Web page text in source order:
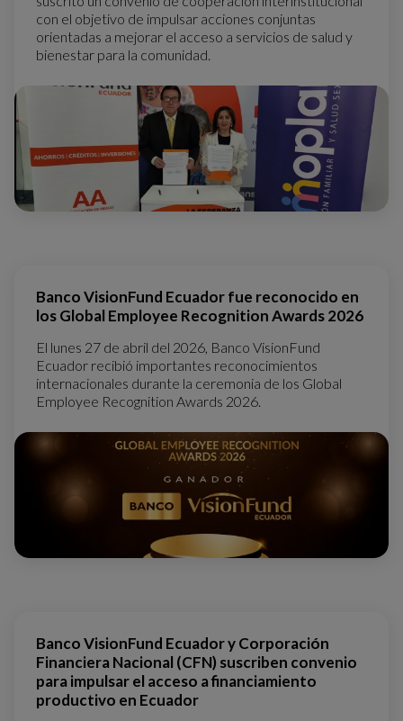
con el objetivo de impulsar acciones conjuntas
orientadas a mejorar el acceso a servicios de salud y
bienestar para la comunidad.
Banco VisionFund Ecuador fue reconocido en
los Global Employee Recognition Awards 2026
El lunes 27 de abril del 2026, Banco VisionFund
Ecuador recibió importantes reconocimientos
internacionales durante la ceremonia de los Global
Employee Recognition Awards 2026.
Banco VisionFund Ecuador y Corporación
Financiera Nacional (CFN) suscriben convenio
para impulsar el acceso a financiamiento
productivo en Ecuador